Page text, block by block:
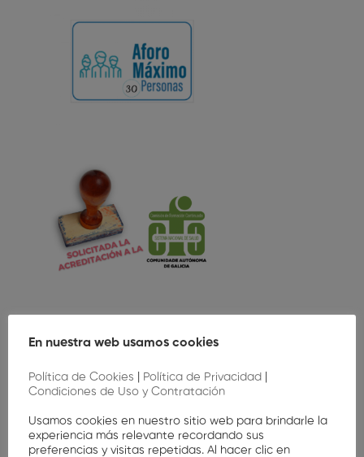
En nuestra web usamos cookies
Política de Cookies Política de Privacidad
Condiciones de Uso y Contratación
Usamos cookies en nuestro sitio web para brindarle la
experiencia más relevante recordando sus
preferencias y visitas repetidas. Al hacer clic en